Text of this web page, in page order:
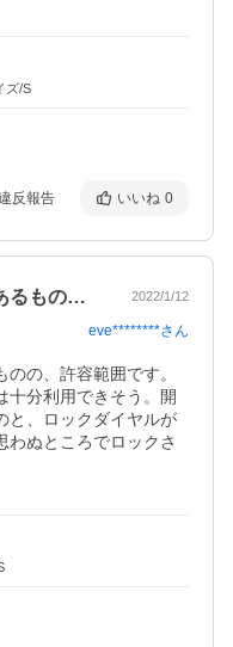
ズ/S
反報告 いいね 0
ソフトよりはさすがに重量はあるものの、… 2022/1/12
eve********さん
の、許容範囲です。
十分利用できそう。開
と、ロックダイヤルが
わぬところでロックさ